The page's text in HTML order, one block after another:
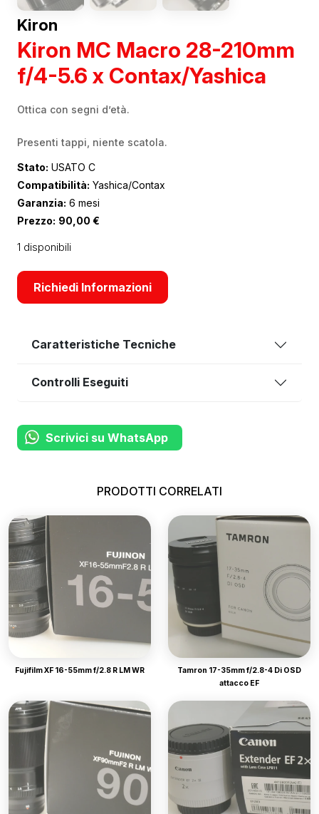
Kiron
Kiron MC Macro 28-210mm
f/4-5.6 x Contax/Yashica
Ottica con segni d’età.
Presenti tappi, niente scatola.
Stato: USATO C
Compatibilità: Yashica/Contax
Garanzia: 6 mesi
Prezzo: 90,00 €
1 disponibili
Richiedi Informazioni
Caratteristiche Tecniche
Controlli Eseguiti
Scrivici su WhatsApp
PRODOTTI CORRELATI
Fujifilm XF 16-55mm f/2.8 R LM WR
Tamron 17-35mm f/2.8-4 Di OSD
attacco EF